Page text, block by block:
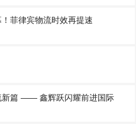
菲律宾物流时效再提速
新篇 —— 鑫辉跃闪耀前进国际